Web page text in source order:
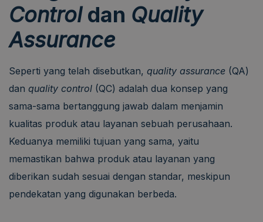
Controldan Quality
Assurance
Seperti yang telah disebutkan, quality assurance (QA)
dan quality control (QC) adalah dua konsep yang
sama-sama bertanggung jawab dalam menjamin
kualitas produk atau layanan sebuah perusahaan.
Keduanya memiliki tujuan yang sama, yaitu
memastikan bahwa produk atau layanan yang
diberikan sudah sesuai dengan standar, meskipun
pendekatan yang digunakan berbeda.